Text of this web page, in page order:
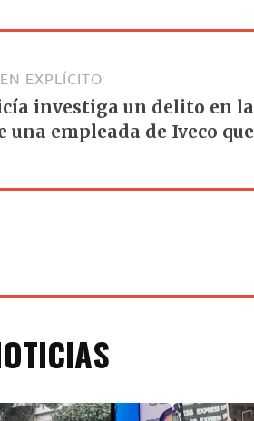
EXPLÍCITO
investiga un delito en
una empleada de Iveco